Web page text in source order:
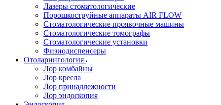
Лазеры стоматологические
Порошкоструйные аппараты AIR FLOW
Стоматологические проявочные машины
Стоматологические томографы
Стоматологические установки
Физиодиспенсеры
Отоларингология
Лор комбайны
Лор кресла
Лор принадлежности
Лор эндоскопия